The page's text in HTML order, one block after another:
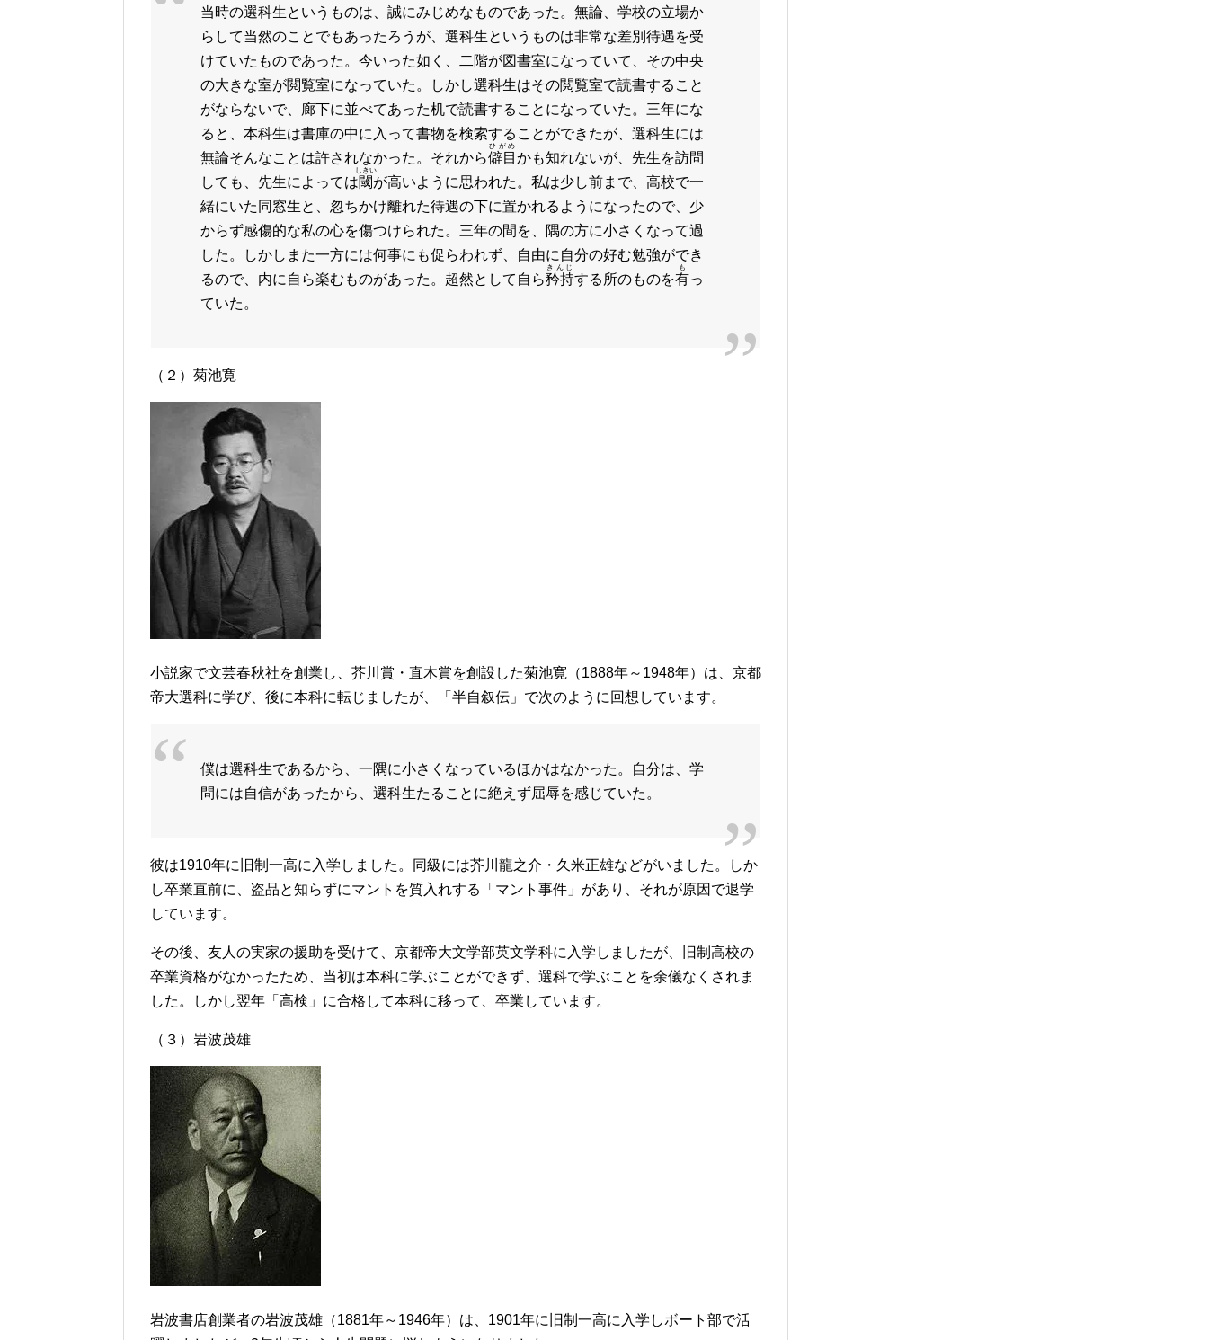
当時の選科生というものは、誠にみじめなものであった。無論、学校の立場か
らして当然のことでもあったろうが、選科生というものは非常な差別待遇を受
けていたものであった。今いった如く、二階が図書室になっていて、その中央
の大きな室が閲覧室になっていた。しかし選科生はその閲覧室で読書すること
がならないで、廊下に並べてあった机で読書することになっていた。三年にな
ると、本科生は書庫の中に入って書物を検索することができたが、選科生には
無論そんなことは許されなかった。それから僻目
ひがめ
かも知れないが、先生を訪問
しても、先生によっては閾
しきい
が高いように思われた。私は少し前まで、高校で一
緒にいた同窓生と、忽ちかけ離れた待遇の下に置かれるようになったので、少
からず感傷的な私の心を傷つけられた。三年の間を、隅の方に小さくなって過
した。しかしまた一方には何事にも促らわれず、自由に自分の好む勉強ができ
るので、内に自ら楽むものがあった。超然として自ら矜持
きんじ
する所のものを有
も
っ
ていた。
（２）菊池寛
小説家で文芸春秋社を創業し、芥川賞・直木賞を創設した菊池寛（1888年～1948年）は、京都
帝大選科に学び、後に本科に転じましたが、「半自叙伝」で次のように回想しています。
僕は選科生であるから、一隅に小さくなっているほかはなかった。自分は、学
問には自信があったから、選科生たることに絶えず屈辱を感じていた。
彼は1910年に旧制一高に入学しました。同級には芥川龍之介・久米正雄などがいました。しか
し卒業直前に、盗品と知らずにマントを質入れする「マント事件」があり、それが原因で退学
しています。
その後、友人の実家の援助を受けて、京都帝大文学部英文学科に入学しましたが、旧制高校の
卒業資格がなかったため、当初は本科に学ぶことができず、選科で学ぶことを余儀なくされま
した。しかし翌年「高検」に合格して本科に移って、卒業しています。
（３）岩波茂雄
岩波書店創業者の岩波茂雄（1881年～1946年）は、1901年に旧制一高に入学しボート部で活